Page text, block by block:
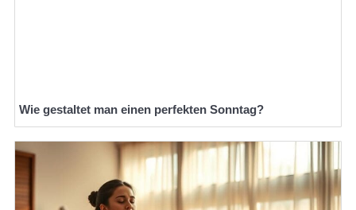
Wie gestaltet man einen perfekten Sonntag?